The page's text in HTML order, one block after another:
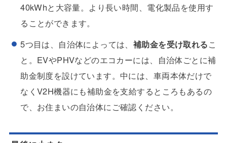
40kWhと大容量。より長い時間、電化製品を使用す
ることができます。
5つ目は、自治体によっては、 補助金を受け取れるこ
と。EVやPHVなどのエコカーには、自治体ごとに補
助金制度を設けています。中には、車両本体だけで
なくV2H機器にも補助金を支給するところもあるの
で、お住まいの自治体にご確認ください。